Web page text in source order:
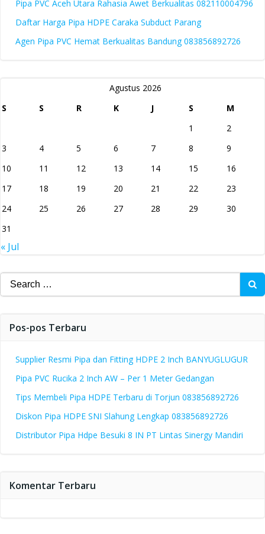
Pipa PVC Aceh Utara Rahasia Awet Berkualitas 082110004796
Daftar Harga Pipa HDPE Caraka Subduct Parang
Agen Pipa PVC Hemat Berkualitas Bandung 083856892726
Agustus 2026
S
S R K J S
M
1
2
3
4 5 6 7 8
9
10
11 12 13 14 15
16
17
18 19 20 21 22
23
24
25 26 27 28 29
30
31
« Jul
Search
for:
Pos-pos Terbaru
Supplier Resmi Pipa dan Fitting HDPE 2 Inch BANYUGLUGUR
Pipa PVC Rucika 2 Inch AW – Per 1 Meter Gedangan
Tips Membeli Pipa HDPE Terbaru di Torjun 083856892726
Diskon Pipa HDPE SNI Slahung Lengkap 083856892726
Distributor Pipa Hdpe Besuki 8 IN PT Lintas Sinergy Mandiri
Komentar Terbaru